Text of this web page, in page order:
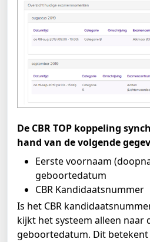
De CBR TOP koppeling
hand van de volgende
Eerste voornaam
geboortedatum
CBR Kandidaatsnummer
Is het CBR
kijkt het systeem alleen naar
geboortedatum. Dit betekent